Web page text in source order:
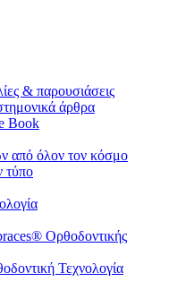
& παρουσιάσεις
άρθρα
Book
από όλον τον κόσμο
τύπο
Ορθοδοντικής
Τεχνολογία